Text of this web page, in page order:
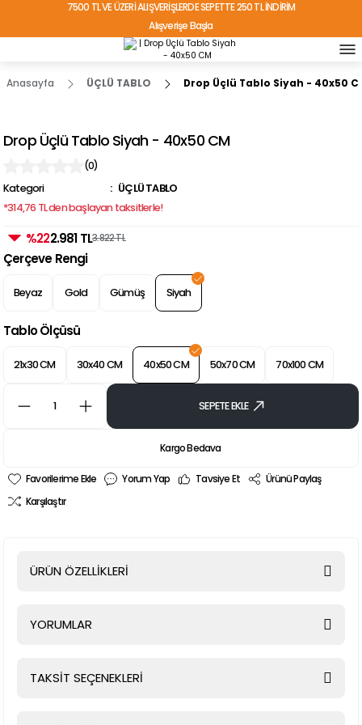
7500 TL VE ÜZERİ ALIŞVERİŞLERDE SEPETTE 250 TL İNDİRİM
Alışverişe Başla
TÜRKİYE'NİN HER YERİNE ÜCRETSİZ KARGO!
Anasayfa ÜÇLÜ TABLO Drop Üçlü Tablo Siyah - 40x50
Drop Üçlü Tablo Siyah - 40x50 CM
(0)
Kategori
ÜÇLÜ TABLO
*314,76 TL den başlayan taksitlerle!
%222.981 TL3.822 TL
Çerçeve Rengi
Beyaz Gold Gümüş Siyah
Tablo Ölçüsü
21x30 CM 30x40 CM 40x50 CM 50x70 CM 70x100 CM
SEPETE EKLE
Kargo Bedava
Yorum Yap Tavsiye Et
Ürünü Paylaş
Karşılaştır
ÜRÜN ÖZELLİKLERİ
YORUMLAR
TAKSİT SEÇENEKLERİ